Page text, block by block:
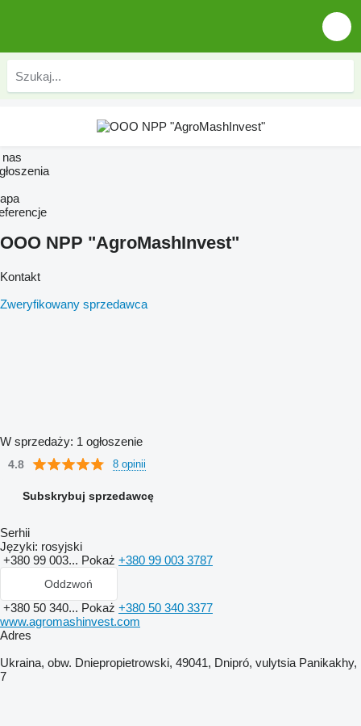
OOO NPP "AgroMashInvest"
Kontakt
Zweryfikowany sprzedawca
W sprzedaży: 1 ogłoszenie
4.8 8 opinii
Subskrybuj sprzedawcę
Serhii
Języki: rosyjski
+380 99 003... Pokaż +380 99 003 3787
Oddzwoń
+380 50 340... Pokaż +380 50 340 3377
www.agromashinvest.com
Adres
Ukraina, obw. Dniepropietrowski, 49041, Dnipró, vulytsia Panikakhy,
7